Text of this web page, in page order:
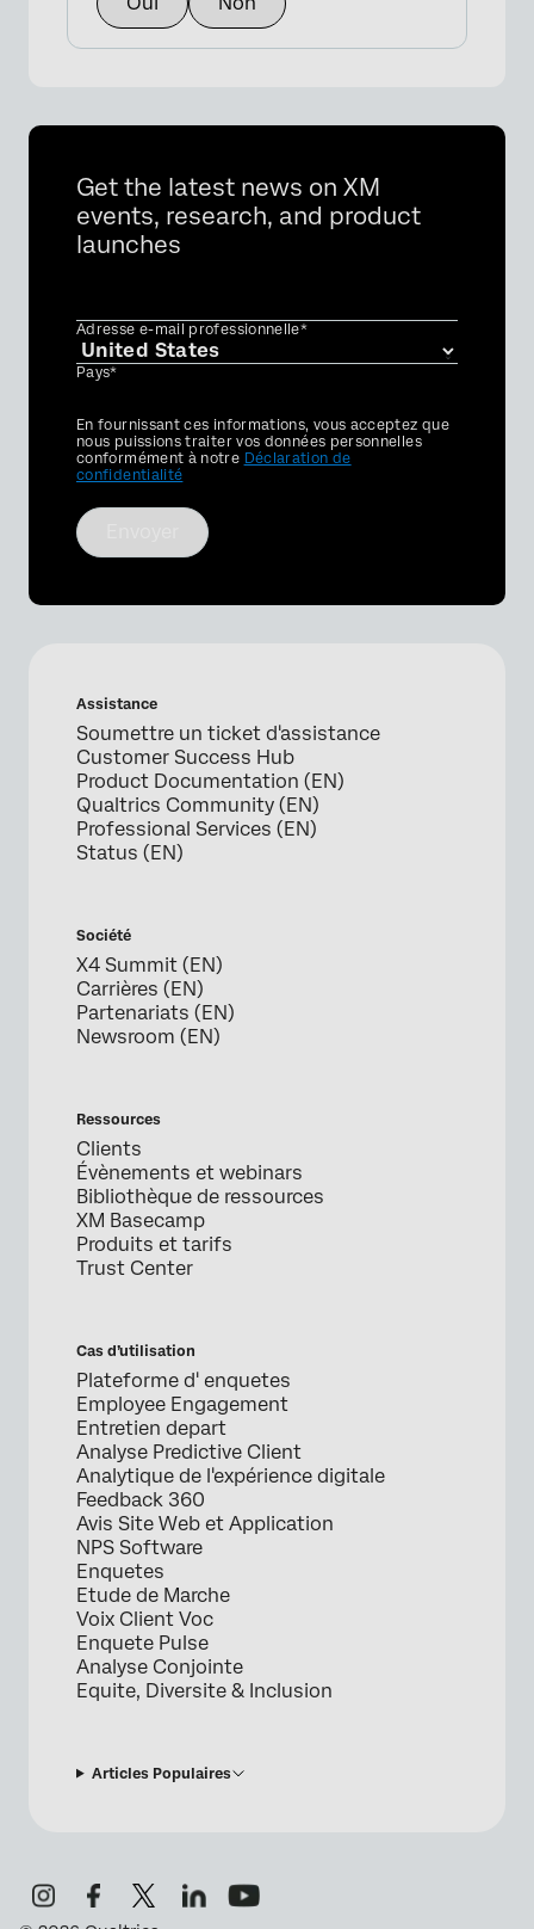
Get the latest news on XM
events, research, and product
launches
Adresse e-mail professionnelle*
Pays*
Privacy
Optin
En fournissant ces informations, vous acceptez que
nous puissions traiter vos données personnelles
conformément à notre Déclaration de
confidentialité
Assistance
Soumettre un ticket d'assistance
Customer Success Hub
Product Documentation (EN)
Qualtrics Community (EN)
Professional Services (EN)
Status (EN)
Société
X4 Summit (EN)
Carrières (EN)
Partenariats (EN)
Newsroom (EN)
Ressources
Clients
Évènements et webinars
Bibliothèque de ressources
XM Basecamp
Produits et tarifs
Trust Center
Cas d’utilisation
Plateforme d' enquetes
Employee Engagement
Entretien depart
Analyse Predictive Client
Analytique de l'expérience digitale
Feedback 360
Avis Site Web et Application
NPS Software
Enquetes
Etude de Marche
Voix Client Voc
Enquete Pulse
Analyse Conjointe
Equite, Diversite & Inclusion
Articles Populaires